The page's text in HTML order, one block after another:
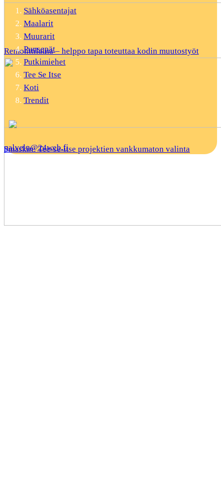
Remonttilaina – helppo tapa toteuttaa kodin muutostyöt
Smaskin: Tee-se-itse projektien vankkumaton valinta
Sähköasentajat
Maalarit
Muurarit
Puusepät
Putkimiehet
Tee Se Itse
Koti
Trendit
palvelu@24web.fi